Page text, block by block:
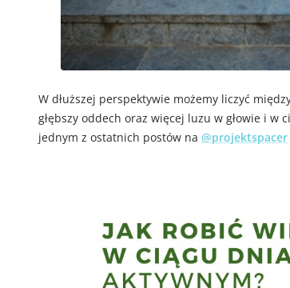
W dłuższej perspektywie możemy liczyć
głębszy oddech oraz więcej luzu w głowie i
jednym z ostatnich postów na @projektspacer